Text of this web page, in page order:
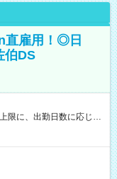
直雇用！◎日
伯DS
限に、出勤日数に応じて
無料（Amazon負担）